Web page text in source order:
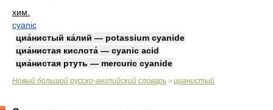
хим.
cyanic
циа́нистый ка́лий — potassium cyanide
циа́нистая кислота́ — cyanic acid
циа́нистая ртуть — mercuric cyanide
Новый большой русско-английский словарь > цианистый